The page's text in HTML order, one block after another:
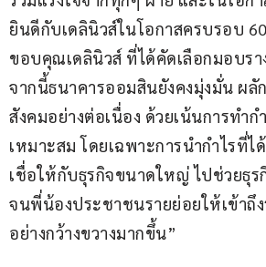
ยินดีกับเดลินิวส์ในโอกาสครบรอบ
ขอบคุณเดลินิวส์ ที่ได้คัดเลือกมอบรา
จากนี้ธนาคารออมสินยังคงมุ่งมั่น ผลั
สังคมอย่างต่อเนื่อง ด้วยเน้นการทำก
เหมาะสม โดยเฉพาะการนำกำไรที่
เชื่อให้กับธุรกิจขนาดใหญ่ ไปช่วยธุร
จนพี่น้องประชาชนรายย่อยให้เข้าถึ
อย่างกว้างขวางมากขึ้น”